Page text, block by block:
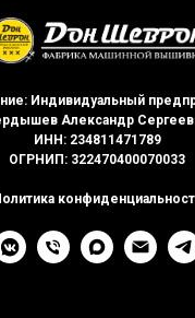
Индивидуальный
Александр
ИНН: 234811471789
ОГРНИП: 322470400070033